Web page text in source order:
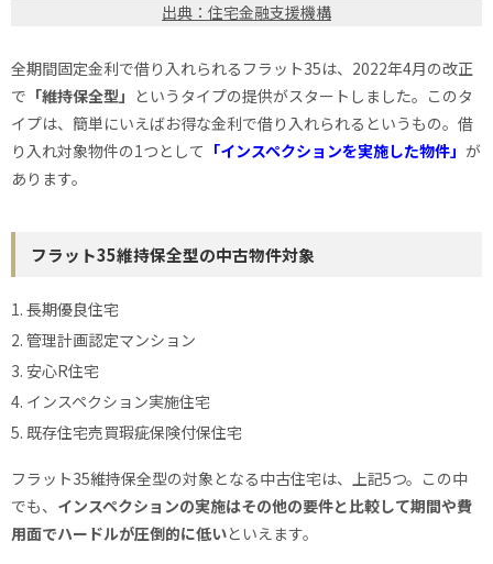
出典：住宅金融支援機構
全期間固定金利で借り入れられるフラット35は、2022年4月の改正
で 「維持保全型」 というタイプの提供がスタートしました。このタ
イプは、簡単にいえばお得な金利で借り入れられるというもの。借
り入れ対象物件の1つとして 「インスペクションを実施した物件」 が
あります。
フラット35維持保全型の中古物件対象
長期優良住宅
管理計画認定マンション
安心R住宅
インスペクション実施住宅
既存住宅売買瑕疵保険付保住宅
フラット35維持保全型の対象となる中古住宅は、上記5つ。この中
でも、 インスペクションの実施はその他の要件と比較して期間や費
用面でハードルが圧倒的に低いといえます。